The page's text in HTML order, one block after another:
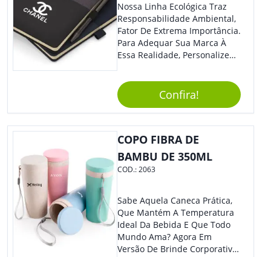
Nossa Linha Ecológica Traz
Responsabilidade Ambiental,
Fator De Extrema Importância.
Para Adequar Sua Marca À
Essa Realidade, Personalize
Anotações Com Post-It E
Caneta. Elaborado A Partir De
Material Reciclado, O Brinde
Também É Prático, Tornando-
Se Assim Excelente Para Uso
Cotidiano. Perfeito, Não É?!
Confira!
COPO FIBRA DE
BAMBU DE 350ML
COD.:2063
Sabe Aquela Caneca Prática,
Que Mantém A Temperatura
Ideal Da Bebida E Que Todo
Mundo Ama? Agora Em
Versão De Brinde Corporativo